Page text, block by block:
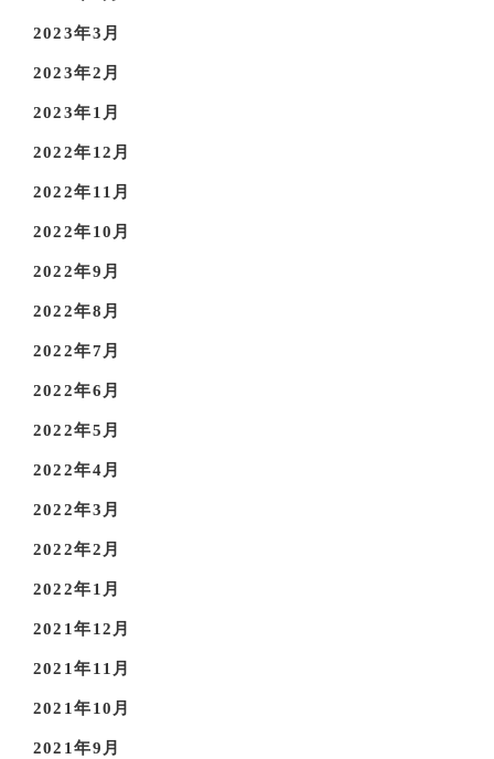
2023年3月
2023年2月
2023年1月
2022年12月
2022年11月
2022年10月
2022年9月
2022年8月
2022年7月
2022年6月
2022年5月
2022年4月
2022年3月
2022年2月
2022年1月
2021年12月
2021年11月
2021年10月
2021年9月